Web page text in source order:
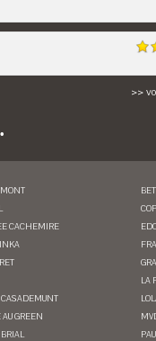
>>
CACHEMIRE
LA
CASADEMUNT
GREEN
BRIAL